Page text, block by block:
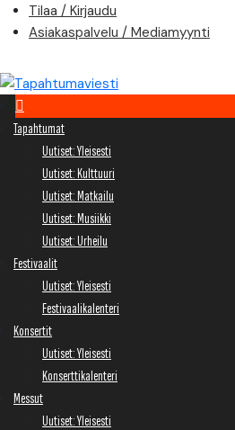
Skip
Tilaa / Kirjaudu
Asiakaspalvelu / Mediamyynti
Tapahtumat
Uutiset: Yleisesti
Uutiset: Kulttuuri
Uutiset: Matkailu
Uutiset: Musiikki
Uutiset: Urheilu
Festivaalit
Uutiset: Yleisesti
Festivaalikalenteri
Konsertit
Uutiset: Yleisesti
Konserttikalenteri
Messut
Uutiset: Yleisesti